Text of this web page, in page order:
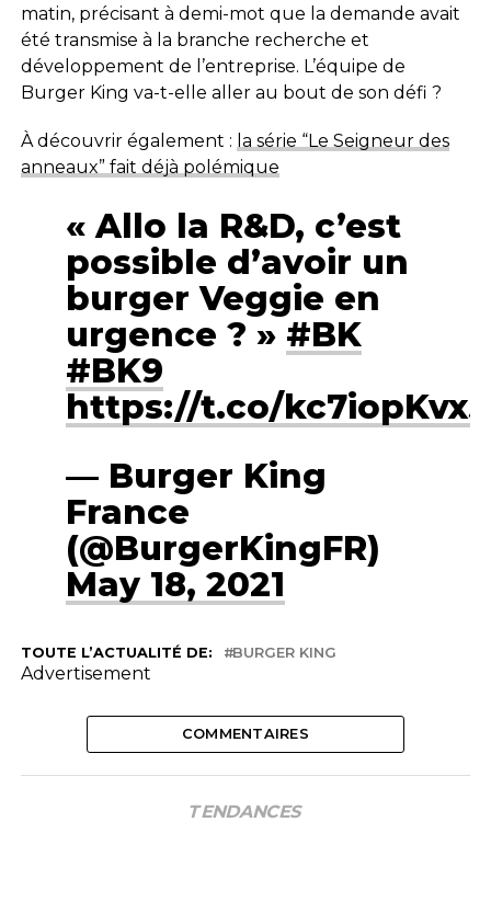
matin, précisant à demi-mot que la demande avait
été transmise à la branche recherche et
développement de l’entreprise. L’équipe de
Burger King va-t-elle aller au bout de son défi ?
À découvrir également : la série “Le Seigneur des
anneaux” fait déjà polémique
« Allo la R&D, c’est
possible d’avoir un
burger Veggie en
urgence ? » #BK
#BK9
https://t.co/kc7iopKvx5
— Burger King
France
(@BurgerKingFR)
May 18, 2021
TOUTE L’ACTUALITÉ DE: BURGER KING
Advertisement
COMMENTAIRES
TENDANCES